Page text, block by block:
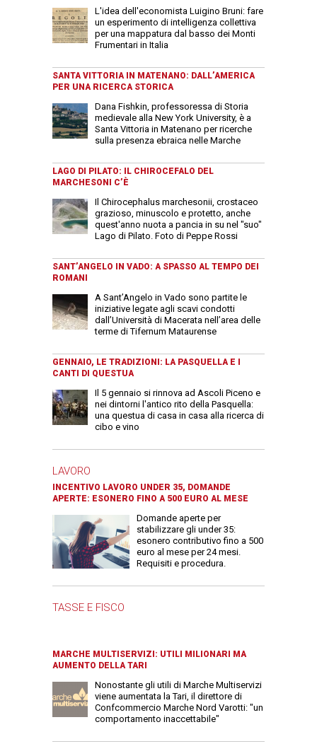
L'idea dell'economista Luigino Bruni: fare
un esperimento di intelligenza collettiva
per una mappatura dal basso dei Monti
Frumentari in Italia
SANTA VITTORIA IN MATENANO: DALL’AMERICA
PER UNA RICERCA STORICA
Dana Fishkin, professoressa di Storia
medievale alla New York University, è a
Santa Vittoria in Matenano per ricerche
sulla presenza ebraica nelle Marche
LAGO DI PILATO: IL CHIROCEFALO DEL
MARCHESONI C’È
Il Chirocephalus marchesonii, crostaceo
grazioso, minuscolo e protetto, anche
quest'anno nuota a pancia in su nel "suo"
Lago di Pilato. Foto di Peppe Rossi
SANT’ANGELO IN VADO: A SPASSO AL TEMPO DEI
ROMANI
A Sant’Angelo in Vado sono partite le
iniziative legate agli scavi condotti
dall’Università di Macerata nell’area delle
terme di Tifernum Mataurense
GENNAIO, LE TRADIZIONI: LA PASQUELLA E I
CANTI DI QUESTUA
Il 5 gennaio si rinnova ad Ascoli Piceno e
nei dintorni l'antico rito della Pasquella:
una questua di casa in casa alla ricerca di
cibo e vino
LAVORO
INCENTIVO LAVORO UNDER 35, DOMANDE
APERTE: ESONERO FINO A 500 EURO AL MESE
Domande aperte per
stabilizzare gli under 35:
esonero contributivo fino a 500
euro al mese per 24 mesi.
Requisiti e procedura.
TASSE E FISCO
MARCHE MULTISERVIZI: UTILI MILIONARI MA
AUMENTO DELLA TARI
Nonostante gli utili di Marche Multiservizi
viene aumentata la Tari, il direttore di
Confcommercio Marche Nord Varotti: "un
comportamento inaccettabile"